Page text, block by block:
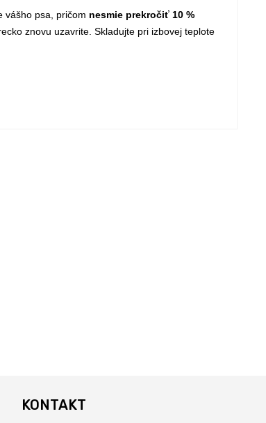
vášho psa, pričom nesmie prekročiť 10 %
znovu uzavrite. Skladujte pri izbovej teplote
KONTAKT